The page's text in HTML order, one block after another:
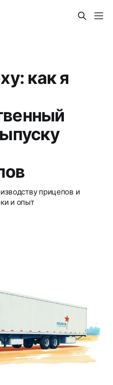
как я
прицепов и
и опыт